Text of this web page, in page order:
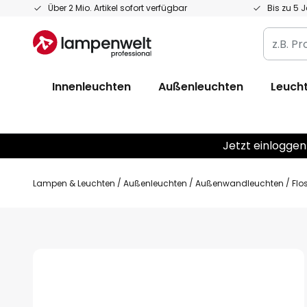
Über 2 Mio. Artikel sofort verfügbar Bis zu 5
Zum
springen
z.B.
Produkt,
EAN
Innenleuchten Außenleuchten
Jetzt
Lampen & Leuchten Außenleuchten Außenwandleuchten